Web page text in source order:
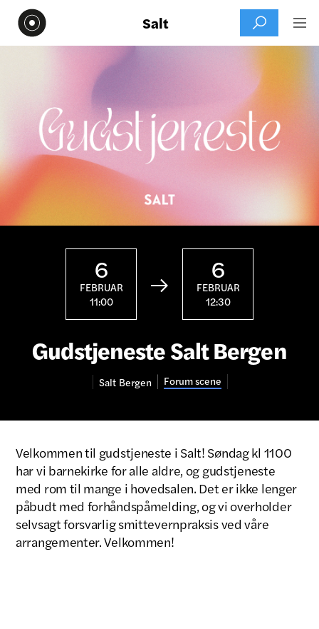
Salt  
6
FEBRUAR
11:00

6
FEBRUAR
12:30
Gudstjeneste Salt Bergen
Salt Bergen Forum scene
Velkommen til gudstjeneste i Salt! Søndag kl 1100
har vi barnekirke for alle aldre, og gudstjeneste
med rom til mange i hovedsalen. Det er ikke lenger
påbudt med forhåndspåmelding, og vi overholder
selvsagt forsvarlig smittevernpraksis ved våre
arrangementer. Velkommen!